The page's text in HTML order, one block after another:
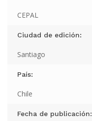
CEPAL
Ciudad de edición:
Santiago
País:
Chile
Fecha de publicación: